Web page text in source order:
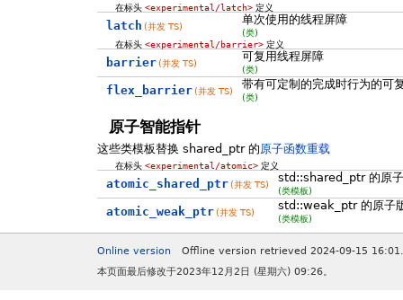
在标头<experimental/latch> 定义
latch (并发 TS) 单次使用的线程屏障
(类)
在标头<experimental/barrier> 定义
barrier (并发 TS) 可复用线程屏障
(类)
flex_barrier (并发 TS) 带有可定制的完成时行为的可
(类)
原子智能指针
这些类模板替换 shared_ptr 的 原子函数重载
在标头<experimental/atomic> 定义
atomic_shared_ptr (并发 TS) std::shared_ptr 的原
(类模板)
atomic_weak_ptr (并发 TS) std::weak_ptr 的原子
(类模板)
Online version
Offline version retrieved 2024-09-15 16:01.
本页面最后修改于2023年12月2日 (星期六) 09:26。